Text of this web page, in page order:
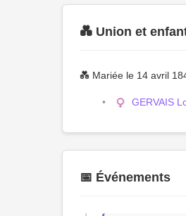
💑 Union et
💑 Mariée le 14 avril
GERVAIS
📅 Événements